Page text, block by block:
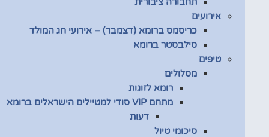
אירועים
כריסמס ברומא (דצמבר) – אירועי חג המולד
סילבסטר ברומא
טיפים
מסלולים
רומא לזוגות
מתחם VIP סודי למטיילים הישראלים ברומא
דעות
סיכומי טיול